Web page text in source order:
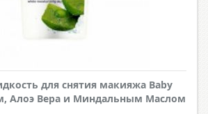
для снятия макияжа Baby
Алоэ Вера и Миндальным Маслом